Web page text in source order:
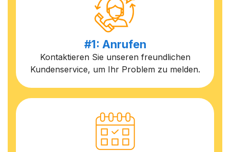
#1: Anrufen
Kontaktieren Sie unseren freundlichen
Kundenservice, um Ihr Problem zu melden.